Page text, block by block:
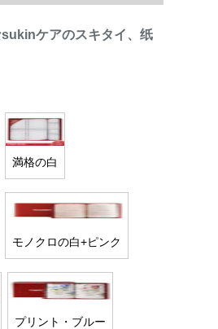
ケアのスキタイ、纸
満格の白
モノクロの白+ピンク
プリント・ブルー